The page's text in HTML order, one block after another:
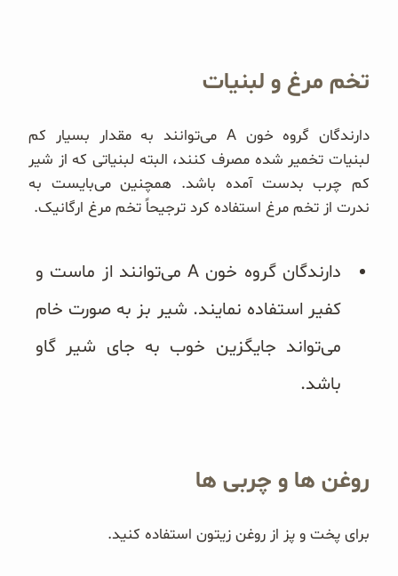
تخم مرغ و لبنیات
دارندگان گروه خون A می‌توانند به مقدار بسیار کم
لبنیات تخمیر شده مصرف کنند، ا‌لبته لبنیاتی که از شیر
کم چرب بدست آمده باشد. همچنین می‌بایست به
ندرت از تخم مرغ استفاده کرد ترجیحاً تخم مرغ ارگانیک.
دارندگان گروه خون A می‌توانند از ماست و
کفیر استفاده نمایند. شیر بز به صورت خام
می‌تواند جایگزین خوب به جای شیر گاو
باشد.
روغن ها و چربی ها
برای پخت و پز از روغن زیتون استفاده کنید.